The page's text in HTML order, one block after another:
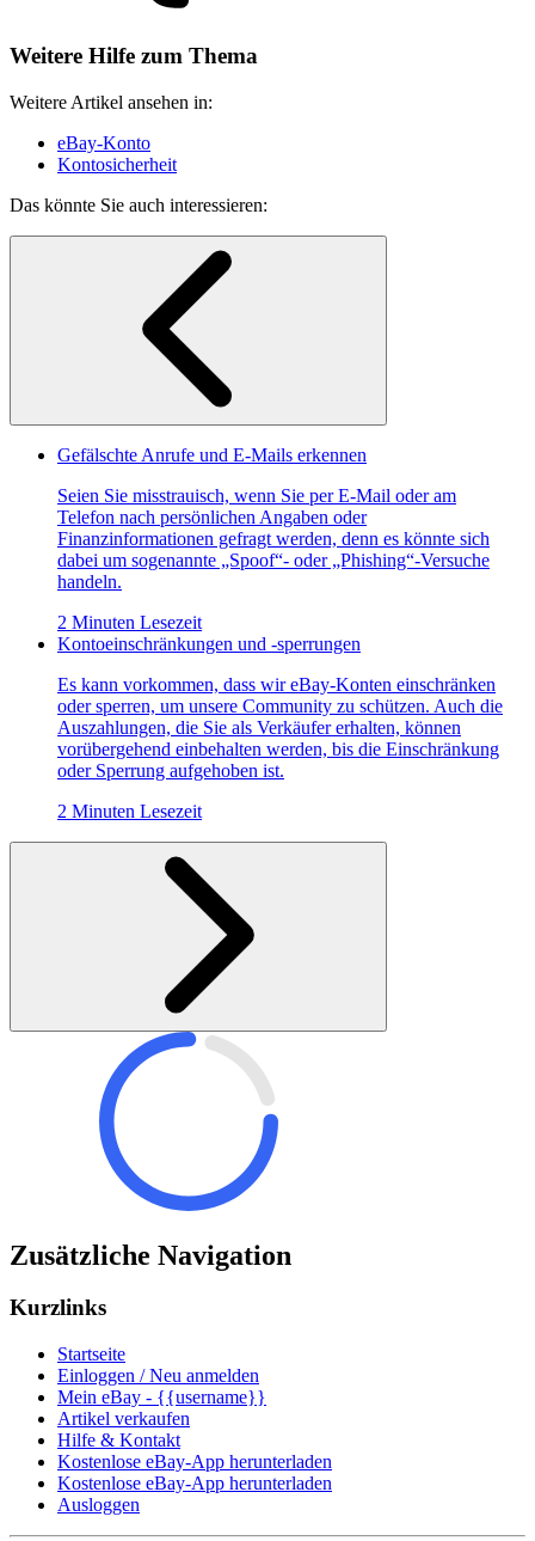
Weitere Hilfe zum Thema
Weitere Artikel ansehen in:
eBay-Konto
Kontosicherheit
Das könnte Sie auch interessieren:
Gefälschte Anrufe und E-Mails erkennen
Seien Sie misstrauisch, wenn Sie per E-Mail oder am
Telefon nach persönlichen Angaben oder
Finanzinformationen gefragt werden, denn es könnte sich
dabei um sogenannte „Spoof“- oder „Phishing“-Versuche
handeln.
2 Minuten Lesezeit
Kontoeinschränkungen und -sperrungen
Es kann vorkommen, dass wir eBay-Konten einschränken
oder sperren, um unsere Community zu schützen. Auch die
Auszahlungen, die Sie als Verkäufer erhalten, können
vorübergehend einbehalten werden, bis die Einschränkung
oder Sperrung aufgehoben ist.
2 Minuten Lesezeit
Zusätzliche Navigation
Kurzlinks
Startseite
Einloggen / Neu anmelden
Mein eBay - {{username}}
Artikel verkaufen
Hilfe & Kontakt
Kostenlose eBay-App herunterladen
Kostenlose eBay-App herunterladen
Ausloggen